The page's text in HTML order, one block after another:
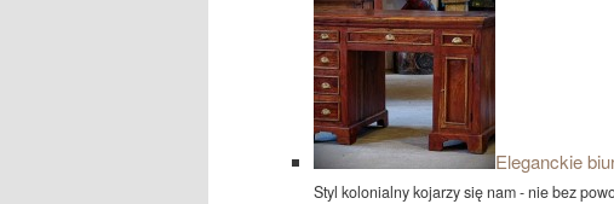
Eleganckie
Styl kolonialny kojarzy się nam - nie bez